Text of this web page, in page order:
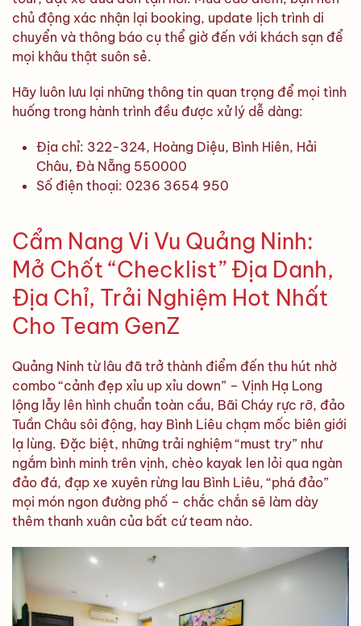
chủ động xác nhận lại booking, update lịch trình di
chuyển và thông báo cụ thể giờ đến với khách sạn để
mọi khâu thật suôn sẻ.
Hãy luôn lưu lại những thông tin quan trọng để mọi tình
huống trong hành trình đều được xử lý dễ dàng:
Địa chỉ: 322-324, Hoàng Diệu, Bình Hiên, Hải
Châu, Đà Nẵng 550000
Số điện thoại: 0236 3654 950
Cẩm Nang Vi Vu Quảng Ninh:
Mở Chốt “Checklist” Địa Danh,
Địa Chỉ, Trải Nghiệm Hot Nhất
Cho Team GenZ
Quảng Ninh từ lâu đã trở thành điểm đến thu hút nhờ
combo “cảnh đẹp xỉu up xỉu down” – Vịnh Hạ Long
lộng lẫy lên hình chuẩn toàn cầu, Bãi Cháy rực rỡ, đảo
Tuần Châu sôi động, hay Bình Liêu chạm mốc biên giới
lạ lùng. Đặc biệt, những trải nghiệm “must try” như
ngắm bình minh trên vịnh, chèo kayak len lỏi qua ngàn
đảo đá, đạp xe xuyên rừng lau Bình Liêu, “phá đảo”
mọi món ngon đường phố – chắc chắn sẽ làm dày
thêm thanh xuân của bất cứ team nào.